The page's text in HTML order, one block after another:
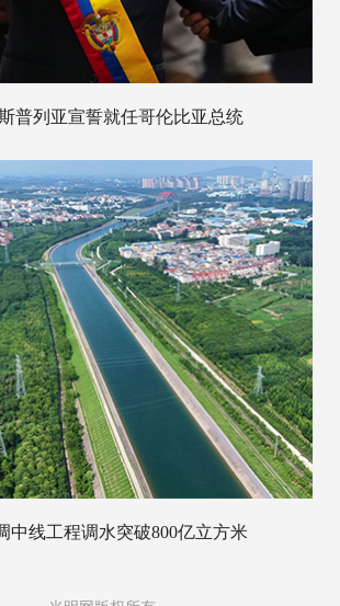
普列亚宣誓就任哥伦比亚总统
中线工程调水突破800亿立方米